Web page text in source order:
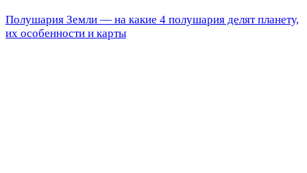
Полушария Земли — на какие 4 полушария делят планету,
их особенности и карты